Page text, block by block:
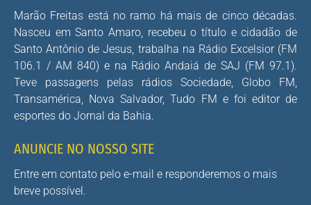
Marão Freitas está no ramo há mais de cinco décadas.
Nasceu em Santo Amaro, recebeu o título e cidadão de
Santo Antônio de Jesus, trabalha na Rádio Excelsior (FM
106.1 / AM 840) e na Rádio Andaiá de SAJ (FM 97.1).
Teve passagens pelas rádios Sociedade, Globo FM,
Transamérica, Nova Salvador, Tudo FM e foi editor de
esportes do Jornal da Bahia.
ANUNCIE NO NOSSO SITE
Entre em contato pelo e-mail e responderemos o mais
breve possível.